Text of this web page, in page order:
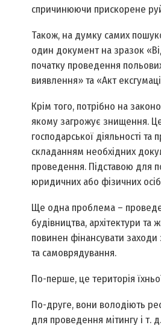
спричинюючи прискорене
Також, на думку самих
один документ на зразок
початку проведення
виявлення» та «Акт
Крім того, потрібно на
якому загрожує знищення.
господарської діяльності
складанням необхідних
проведення. Підставою для
юридичних або фізичних
Ще одна проблема –
будівництва, архітектури
повинен фінансувати
та самоврядування.
По-перше, це територія
По-друге, вони володіють
для проведення мітингу і т. д.